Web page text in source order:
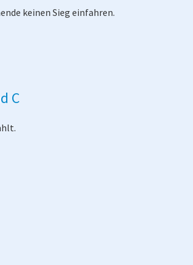
keinen Sieg einfahren.
C